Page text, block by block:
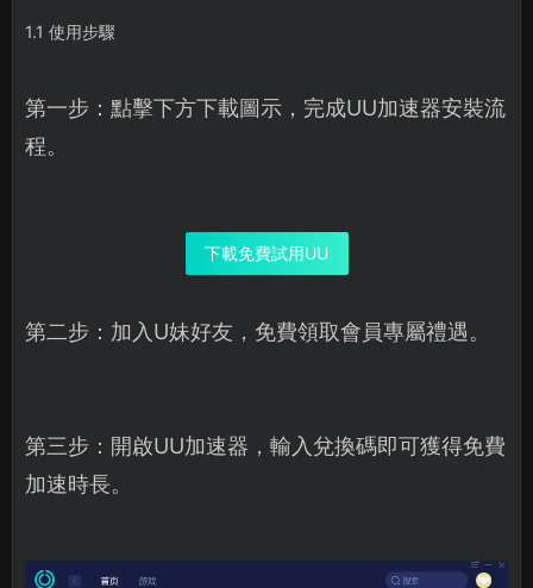
1.1 使用步驟
第一步：點擊下方下載圖示，完成UU加速器安裝流
程。
下載免費試用UU
第二步：加入U妹好友，免費領取會員專屬禮遇。
第三步：開啟UU加速器，輸入兌換碼即可獲得免費
加速時長。